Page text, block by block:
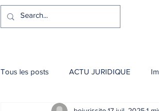
Tous les posts ACTU JURIDIQUE